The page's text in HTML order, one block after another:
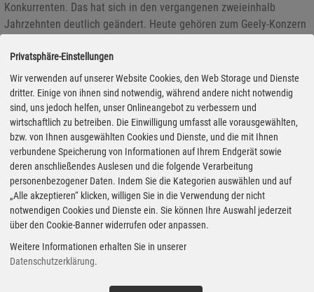
Konkurrenten. Das hat sich in den vergangenen zweieinhalb
Jahrzehnten deutlich geändert. Heute gehören zum Geely-Konzern
Unternehmen knapp zehn Prozent an Daimler-Benz und produziert
in einem Gemeinschaftsunternehmen die Smart-Modelle. Vor fünf
Jahren wurde in der Volksrepublik zudem das zehnmillionste
Modell der Marke produziert. Jetzt startet Geely mit zwei Modellen
auf dem europäischen Markt.
Privatsphäre-Einstellungen
Wir verwenden auf unserer Website Cookies, den Web Storage und Dienste
dritter. Einige von ihnen sind notwendig, während andere nicht notwendig
sind, uns jedoch helfen, unser Onlineangebot zu verbessern und
wirtschaftlich zu betreiben. Die Einwilligung umfasst alle vorausgewählten,
bzw. von Ihnen ausgewählten Cookies und Dienste, und die mit Ihnen
verbundene Speicherung von Informationen auf Ihrem Endgerät sowie
deren anschließendes Auslesen und die folgende Verarbeitung
personenbezogener Daten. Indem Sie die Kategorien auswählen und auf
„Alle akzeptieren“ klicken, willigen Sie in die Verwendung der nicht
notwendigen Cookies und Dienste ein. Sie können Ihre Auswahl jederzeit
über den Cookie-Banner widerrufen oder anpassen.
Weitere Informationen erhalten Sie in unserer
Datenschutzerklärung.